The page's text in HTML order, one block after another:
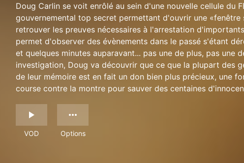
Doug Carlin se voit enrôlé au sein d'une nouvelle cellule du
gouvernemental top secret permettant d'ouvrir une «fenêtre
retrouver les preuves nécessaires à l'arrestation
permet d'observer des évènements dans le passé s'étant
et quelques minutes auparavant... pas une de plus, pas une
investigation, Doug va découvrir que ce que la plupart des
de leur mémoire est en fait un don bien plus précieux, une
course contre la montre pour sauver des centaines
VOD Options